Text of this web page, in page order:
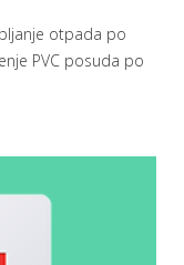
otpada po
PVC posuda po